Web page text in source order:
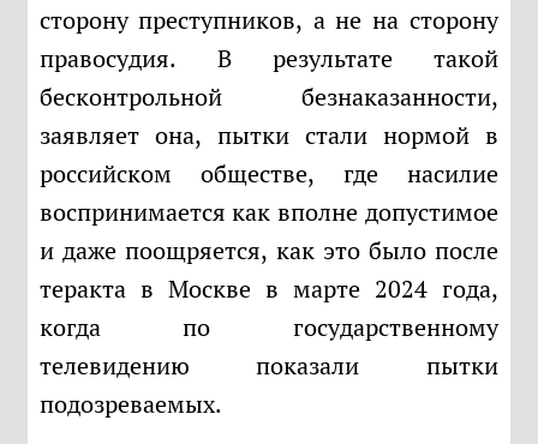
сторону преступников, а не на сторону
правосудия. В результате такой
бесконтрольной безнаказанности,
заявляет она, пытки стали нормой в
российском обществе, где насилие
воспринимается как вполне допустимое
и даже поощряется, как это было после
теракта в Москве в марте 2024 года,
когда по государственному
телевидению показали пытки
подозреваемых.